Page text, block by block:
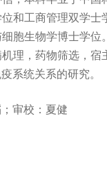
和工商管理双学士
胞生物学博士学位
理，药物筛选，宿
系统关系的研究。
审校：夏健